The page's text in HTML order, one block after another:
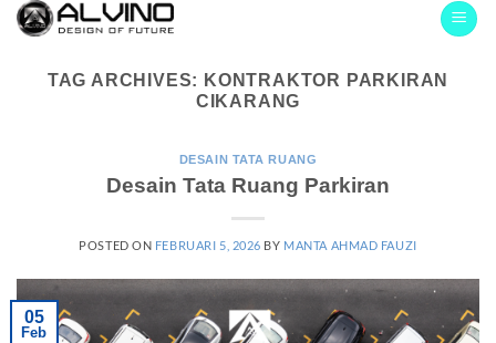
Skip
content
TAG ARCHIVES: KONTRAKTOR PARKIRAN
CIKARANG
DESAIN TATA RUANG
Desain Tata Ruang Parkiran
POSTED ON FEBRUARI 5, 2026 BY MANTA AHMAD FAUZI
05
Feb